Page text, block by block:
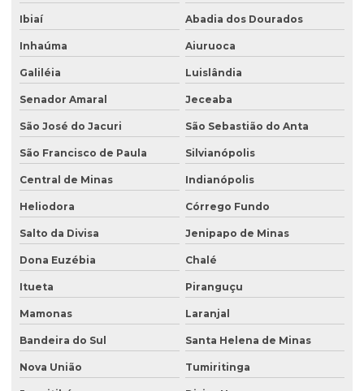
Ibiaí Abadia dos Dourados
Inhaúma Aiuruoca
Galiléia Luislândia
Senador Amaral Jeceaba
São José do Jacuri São Sebastião do Anta
São Francisco de Paula Silvianópolis
Central de Minas Indianópolis
Heliodora Córrego Fundo
Salto da Divisa Jenipapo de Minas
Dona Euzébia Chalé
Itueta Piranguçu
Mamonas Laranjal
Bandeira do Sul Santa Helena de Minas
Nova União Tumiritinga